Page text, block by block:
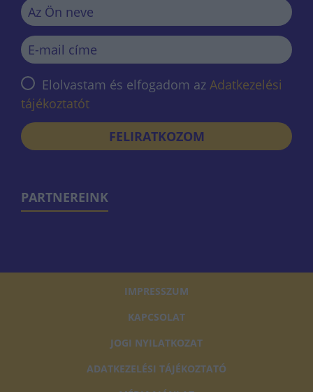
Elolvastam és elfogadom az Adatkezelési
tájékoztatót
FELIRATKOZOM
PARTNEREINK
IMPRESSZUM
KAPCSOLAT
JOGI NYILATKOZAT
ADATKEZELÉSI TÁJÉKOZTATÓ